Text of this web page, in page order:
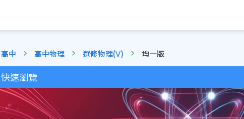
高中 高中物理 選修物理(Ⅴ) 均一版
快速瀏覽